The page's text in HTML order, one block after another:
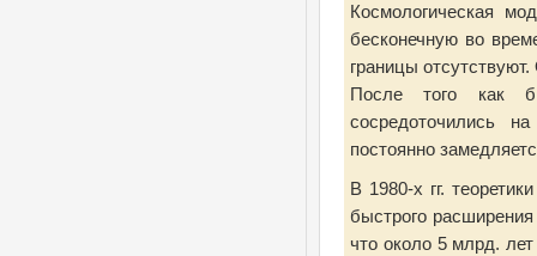
Космологическая
бесконечную во
границы
После того как
сосредоточились
постоянно
В 1980-х гг.
быстрого
что около 5 млрд.